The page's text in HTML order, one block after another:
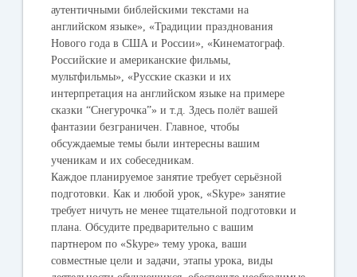
аутентичными библейскими текстами на
английском языке», «Традиции празднования
Нового года в США и России», «Кинематограф.
Российские и американские фильмы,
мультфильмы», «Русские сказки и их
интерпретация на английском языке на примере
сказки “Снегурочка”» и т.д. Здесь полёт вашей
фантазии безграничен. Главное, чтобы
обсуждаемые темы были интересны вашим
ученикам и их собеседникам.
Каждое планируемое занятие требует серьёзной
подготовки. Как и любой урок, «Skype» занятие
требует ничуть не менее тщательной подготовки и
плана. Обсудите предварительно с вашим
партнером по «Skype» тему урока, ваши
совместные цели и задачи, этапы урока, виды